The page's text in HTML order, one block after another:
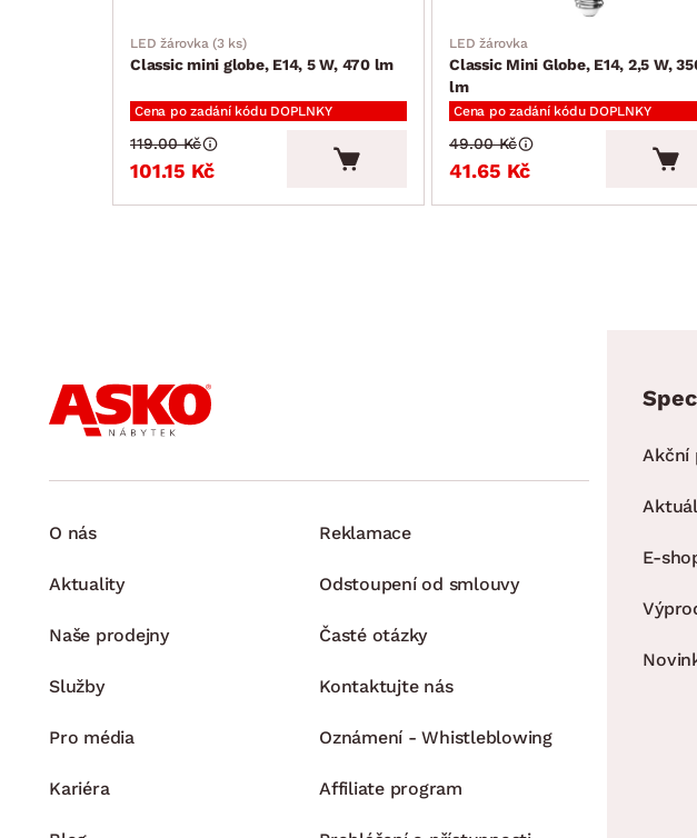
LED žárovka (3 ks)
Classic mini globe, E14, 5 W, 470 lm
Cena po zadání kódu DOPLNKY
101.15 Kč
119.00 Kč
LED žárovka
Classic Mini Globe, E14, 2,5 W,
lm
Cena po zadání kódu DOPLNKY
41.65 Kč
49.00 Kč
O nás
Aktuality
Naše prodejny
Služby
Pro média
Kariéra
Reklamace
Odstoupení od smlouvy
Časté otázky
Kontaktujte nás
Oznámení - Whistleblowing
Affiliate program
Akční
E-